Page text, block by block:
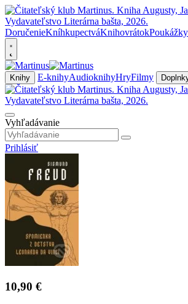
DoručenieKníhkupectváKnihovrátokPoukážky
Knihy E-knihyAudioknihyHryFilmy
Vyhľadávanie
Prihlásiť
10,90 €